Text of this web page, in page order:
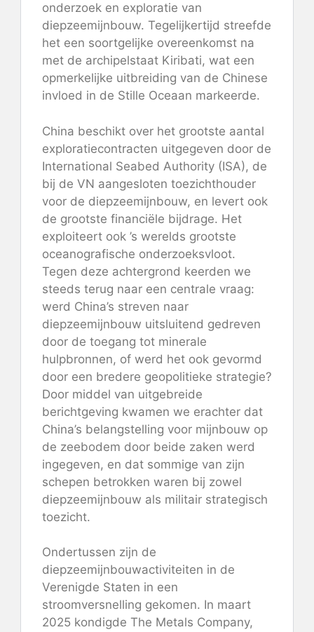
onderzoek en exploratie van
diepzeemijnbouw. Tegelijkertijd streefde
het een soortgelijke overeenkomst na
met de archipelstaat Kiribati, wat een
opmerkelijke uitbreiding van de Chinese
invloed in de Stille Oceaan markeerde.
China beschikt over het grootste aantal
exploratiecontracten uitgegeven door de
International Seabed Authority (ISA), de
bij de VN aangesloten toezichthouder
voor de diepzeemijnbouw, en levert ook
de grootste financiële bijdrage. Het
exploiteert ook ’s werelds grootste
oceanografische onderzoeksvloot.
Tegen deze achtergrond keerden we
steeds terug naar een centrale vraag:
werd China’s streven naar
diepzeemijnbouw uitsluitend gedreven
door de toegang tot minerale
hulpbronnen, of werd het ook gevormd
door een bredere geopolitieke strategie?
Door middel van uitgebreide
berichtgeving kwamen we erachter dat
China’s belangstelling voor mijnbouw op
de zeebodem door beide zaken werd
ingegeven, en dat sommige van zijn
schepen betrokken waren bij zowel
diepzeemijnbouw als militair strategisch
toezicht.
Ondertussen zijn de
diepzeemijnbouwactiviteiten in de
Verenigde Staten in een
stroomversnelling gekomen. In maart
2025 kondigde The Metals Company,